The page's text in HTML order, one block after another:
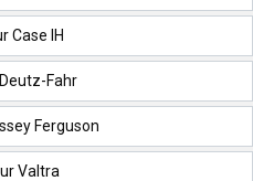
Case IH
Fahr
Ferguson
Valtra